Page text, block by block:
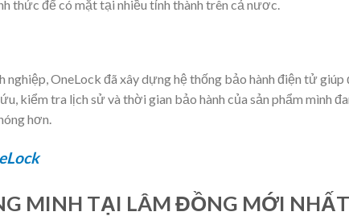
thức để có mặt tại nhiều tỉnh thành trên cả nươc.
nghiệp, OneLock đã xây dựng hệ thống bảo hành điện tử giúp
kiểm tra lịch sử và thời gian bảo hành của sản phẩm mình
hơn.
MINH TẠI LÂM ĐỒNG MỚI NHẤT